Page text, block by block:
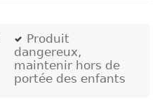
Produit
dangereux,
maintenir hors de
portée des enfants